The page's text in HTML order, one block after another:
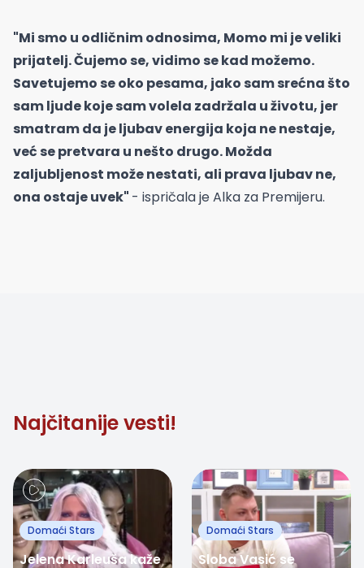
"Mi smo u odličnim odnosima, Momo mi je veliki
prijatelj. Čujemo se, vidimo se kad možemo.
Savetujemo se oko pesama, jako sam srećna što
sam ljude koje sam volela zadržala u životu, jer
smatram da je ljubav energija koja ne nestaje,
već se pretvara u nešto drugo. Možda
zaljubljenost može nestati, ali prava ljubav ne,
ona ostaje uvek" - ispričala je Alka za Premijeru.
Najčitanije vesti!
Domaći Stars
Jelena Karleuša kaže
Domaći Stars
Sloba Vasić se